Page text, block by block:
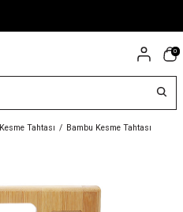
0
Kesme Tahtası / Bambu Kesme Tahtası